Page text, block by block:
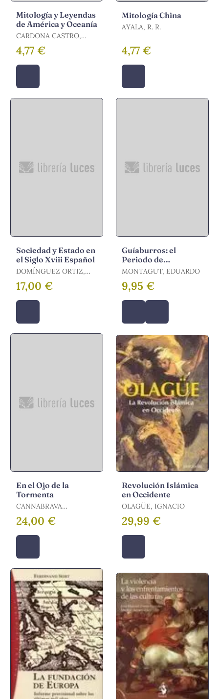
Mitología y Leyendas
de América y Oceanía
CARDONA CASTRO,
FRANCISCO LUIS
4,77 €
Mitología China
AYALA, R. R.
4,77 €
Sociedad y Estado en
el Siglo Xviii Español
DOMÍNGUEZ ORTIZ,
ANTONIO
17,00 €
Guíaburros: el
Periodo de
Entreguerras y la
Crisis de las
Democracias
MONTAGUT, EDUARDO
9,95 €
En el Ojo de la
Tormenta
CANNABRAVA
FILHO,PAULO
24,00 €
Revolución Islámica
en Occidente
OLAGÜE, IGNACIO
29,99 €